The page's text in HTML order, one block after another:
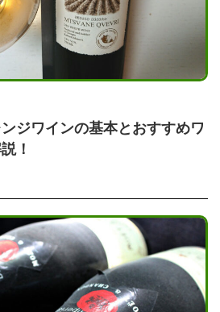
ンジワインの基本とおすすめワ
！